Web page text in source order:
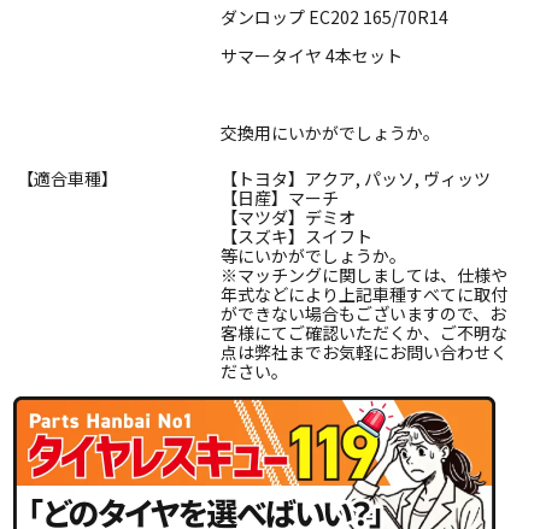
ダンロップ EC202 165/70R14
サマータイヤ 4本セット
交換用にいかがでしょうか。
【適合車種】
【トヨタ】アクア, パッソ, ヴィッツ
【日産】マーチ
【マツダ】デミオ
【スズキ】スイフト
等にいかがでしょうか。
※マッチングに関しましては、仕様や
年式などにより上記車種すべてに取付
ができない場合もございますので、お
客様にてご確認いただくか、ご不明な
点は弊社までお気軽にお問い合わせく
ださい。